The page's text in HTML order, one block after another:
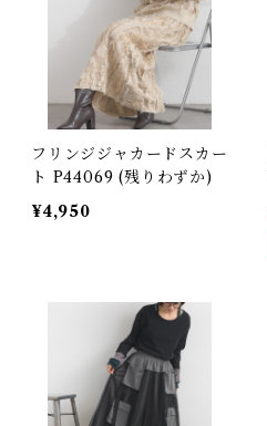
フリンジジャカードスカー
ト P44069 (残りわずか)
¥4,950